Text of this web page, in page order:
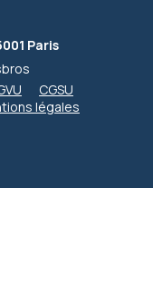
Paris
CGSU
légales